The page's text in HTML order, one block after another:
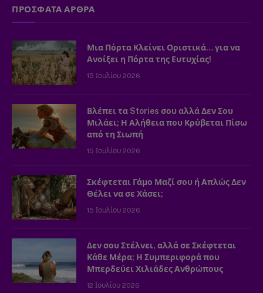
ΠΡΟΣΦΑΤΑ ΑΡΘΡΑ
Μια Πόρτα Κλείνει Οριστικά… για να
Ανοίξει η Πόρτα της Ευτυχίας!
15 Ιουλίου 2026
Βλέπει τα Stories σου αλλά Δεν Σου
Μιλάει; Η Αλήθεια που Κρύβεται Πίσω
από τη Σιωπή
15 Ιουλίου 2026
Σκέφτεται Γάμο Μαζί σου ή Απλώς Δεν
Θέλει να σε Χάσει;
15 Ιουλίου 2026
Δεν σου Στέλνει, αλλά σε Σκέφτεται
Κάθε Μέρα; Η Συμπεριφορά που
Μπερδεύει Χιλιάδες Ανθρώπους
12 Ιουλίου 2026